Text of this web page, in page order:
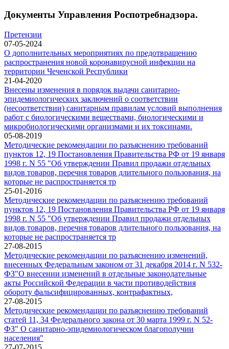
Документы Управления Роспотребнадзора.
Претензии
07-05-2024
О дополнительных мероприятиях по предотвращению
распространения новой коронавирусной инфекции на
территории Чеченской Республики
21-04-2020
Внесены изменения в порядок выдачи санитарно-
эпидемиологических заключений о соответствии
(несоответствии) санитарным правилам условий выполнения
работ с биологическими веществами, биологическими и
микробиологическими организмами и их токсинами.
05-08-2019
Методические рекомендации по разъяснению требований
пунктов 12, 19 Постановления Правительства РФ от 19 января
1998 г. N 55 "Об утверждении Правил продажи отдельных
видов товаров, перечня товаров длительного пользования, на
которые не распространяется тр
25-01-2016
Методические рекомендации по разъяснению требований
пунктов 12, 19 Постановления Правительства РФ от 19 января
1998 г. N 55 "Об утверждении Правил продажи отдельных
видов товаров, перечня товаров длительного пользования, на
которые не распространяется тр
27-08-2015
Методические рекомендации по разъяснению изменений,
внесенных Федеральным законом от 31 декабря 2014 г. N 532-
ФЗ"О внесении изменений в отдельные законодательные
акты Российской Федерации в части противодействия
обороту фальсифицированных, контрафактных,
27-08-2015
Методические рекомендации по разъяснению требований
статей 11, 34 Федерального закона от 30 марта 1999 г. N 52-
ФЗ" О санитарно-эпидемиологическом благополучии
населения"
27-07-2015